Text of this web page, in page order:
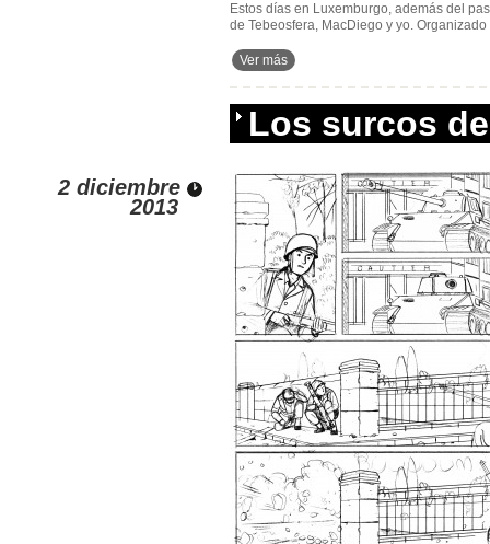
Estos días en Luxemburgo, además del
de Tebeosfera, MacDiego y yo.
Ver más
Los surcos
2 diciembre
2013